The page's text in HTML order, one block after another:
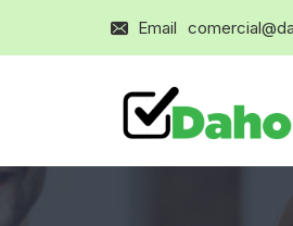
Email